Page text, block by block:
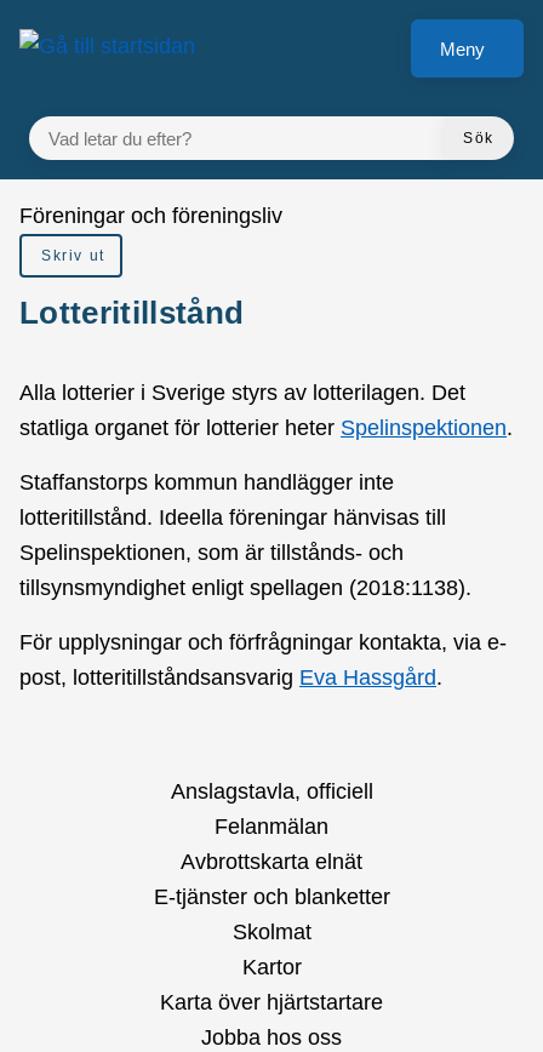
Gå till innehåll
till sidomeny
Meny
VAD LETAR DU EFTER?
Sök
Du är här:
Föreningar och föreningsliv
Skriv ut
Lotteritillstånd
Alla lotterier i Sverige styrs av lotterilagen. Det
statliga organet för lotterier heter Spelinspektionen.
Staffanstorps kommun handlägger inte
lotteritillstånd. Ideella föreningar hänvisas till
Spelinspektionen, som är tillstånds- och
tillsynsmyndighet enligt spellagen (2018:1138).
För upplysningar och förfrågningar kontakta, via e-
post, lotteritillståndsansvarig Eva Hassgård.
Anslagstavla, officiell
Felanmälan
Avbrottskarta elnät
E-tjänster och blanketter
Skolmat
Kartor
Karta över hjärtstartare
Jobba hos oss